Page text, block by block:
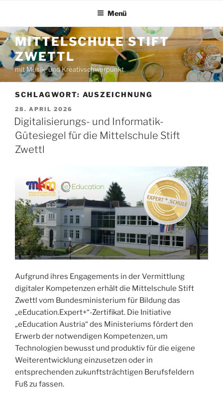
springen
Menü
MITTELSCHULE STIFT
ZWETTL
mit Musik- und Kreativschwerpunkt
SCHLAGWORT: AUSZEICHNUNG
VERÖFFENTLICHT
AM
28. APRIL 2026
Digitalisierungs- und Informatik-
Gütesiegel für die Mittelschule Stift
Zwettl
Aufgrund ihres Engagements in der Vermittlung
digitaler Kompetenzen erhält die Mittelschule Stift
Zwettl vom Bundesministerium für Bildung das
„eEducation.Expert+“-Zertifikat. Die Initiative
„eEducation Austria“ des Ministeriums fördert den
Erwerb der notwendigen Kompetenzen, um
Technologien bewusst und produktiv für die eigene
Weiterentwicklung einzusetzen oder in
entsprechenden zukunftsträchtigen Berufsfeldern
Fuß zu fassen.